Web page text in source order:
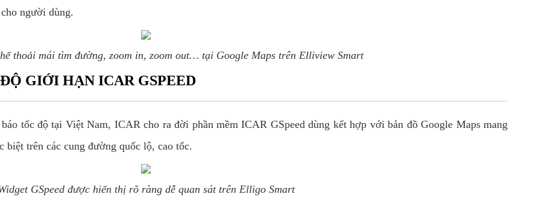
người dùng.
thoải mái tìm đường, zoom in, zoom out… tại Google Maps trên Elliview Smart
GIỚI HẠN ICAR GSPEED
tốc độ tại Việt Nam, ICAR cho ra đời phần mềm ICAR GSpeed dùng kết hợp với bản đồ Google Maps mang
trên các cung đường quốc lộ, cao tốc.
GSpeed được hiển thị rõ ràng dễ quan sát trên Elligo Smart